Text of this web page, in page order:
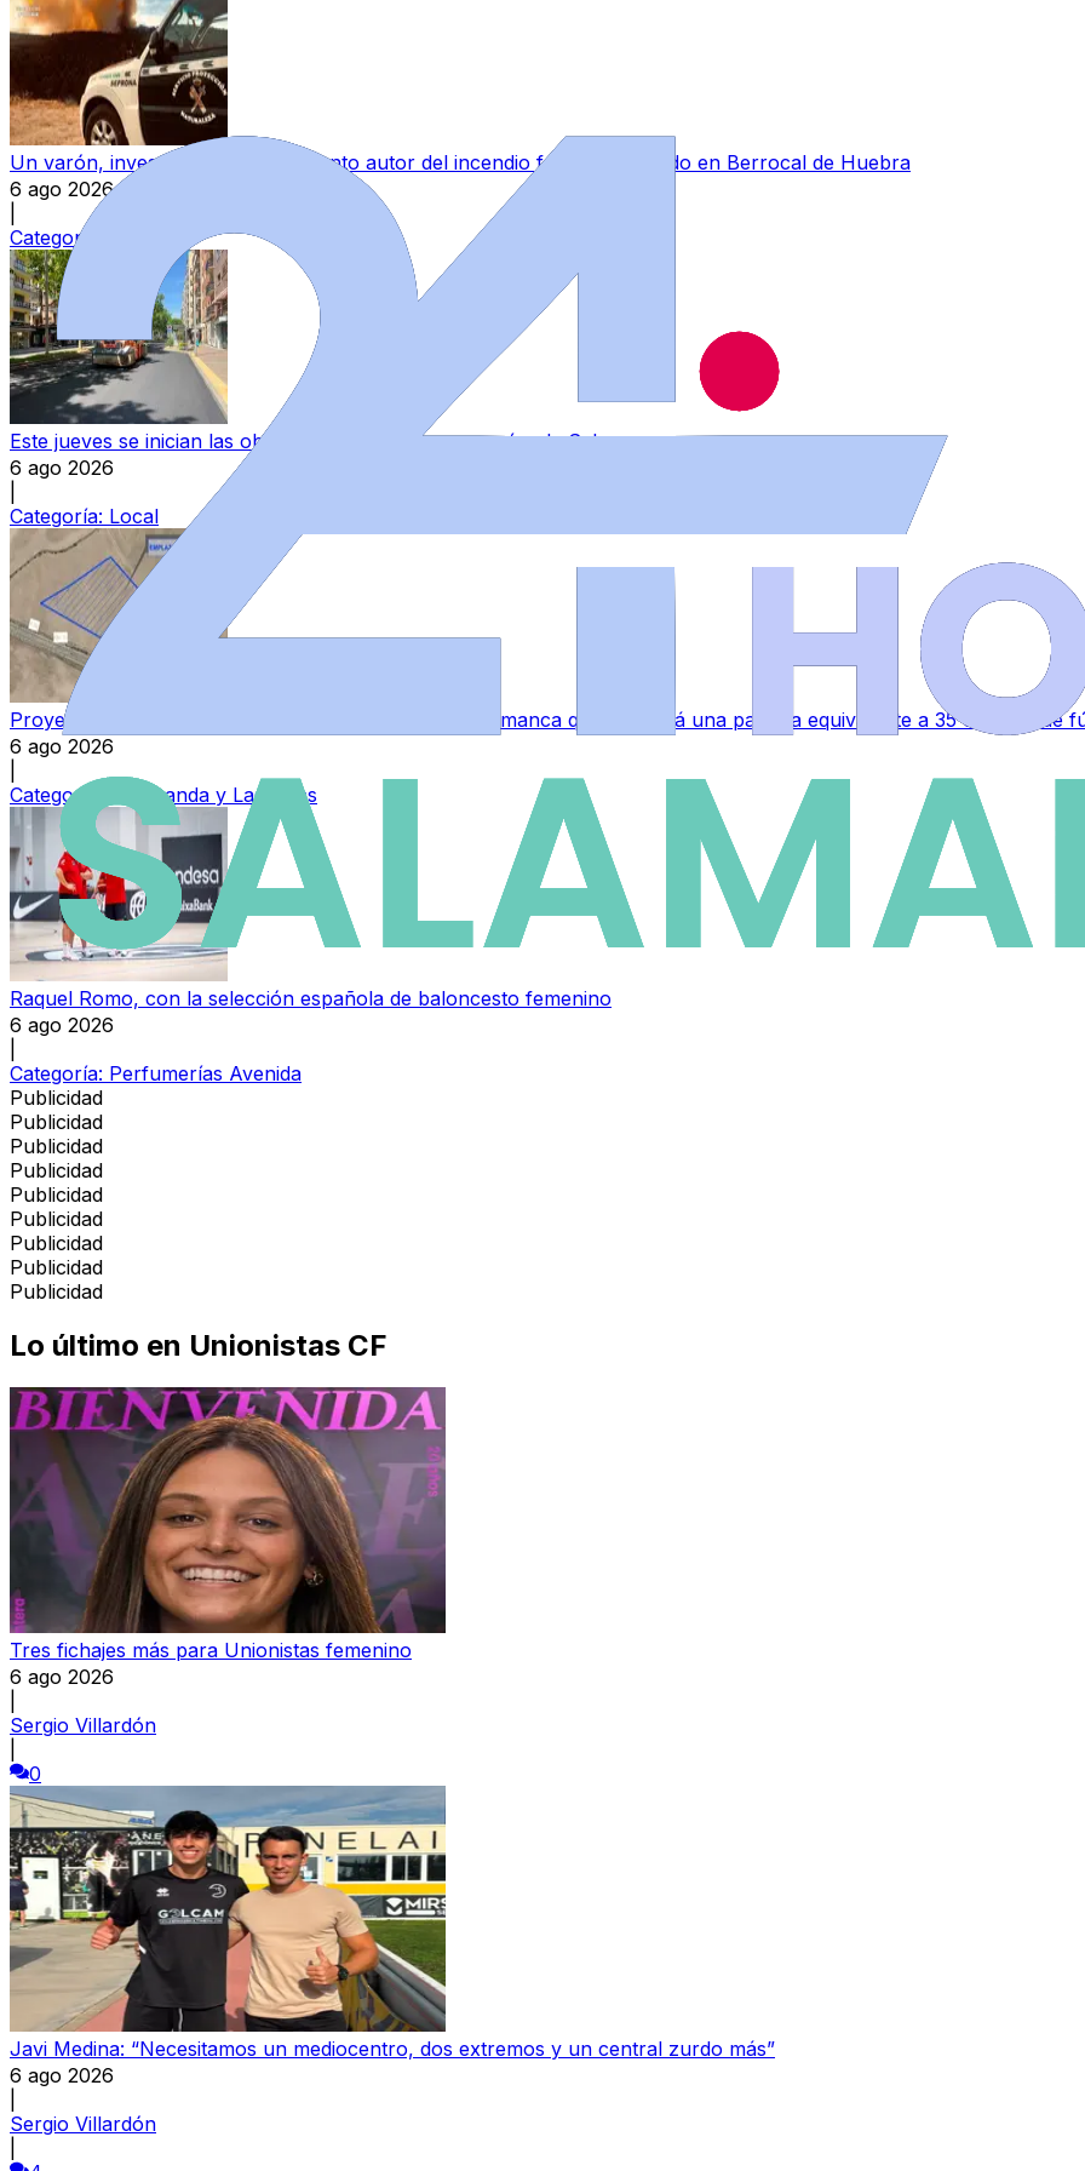
Un varón, investigado como presunto autor del incendio forestal ocurrido en Berrocal de Huebra
6 ago 2026
Categoría:
Este jueves se inician las obras de asfaltado en once vías de Salamanca
6 ago 2026
Categoría: Local
Proyectan una nueva macroplanta de biogás en Salamanca que ocupará una parcela equivalente a 35 campos de
6 ago 2026
Categoría:
Peñaranda y Las Villas
Raquel Romo, con la selección española de baloncesto femenino
6 ago 2026
Categoría: Perfumerías Avenida
Publicidad
Publicidad
Publicidad
Publicidad
Publicidad
Publicidad
Publicidad
Publicidad
Publicidad
Lo último en Unionistas CF
Tres fichajes más para Unionistas femenino
6 ago 2026
Sergio Villardón
0
Javi Medina: “Necesitamos un mediocentro, dos extremos y un central zurdo más”
6 ago 2026
Sergio Villardón